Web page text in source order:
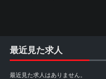
最近見た求人
最近見た求人はありません。